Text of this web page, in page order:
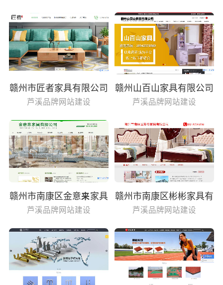
赣州市匠者家具有限公司
芦溪品牌网站建设
赣州山百山家具有限公司
芦溪品牌网站建设
赣州市南康区金意来家具
有限公司
芦溪品牌网站建设
赣州市南康区彬彬家具有
限公司
芦溪品牌网站建设